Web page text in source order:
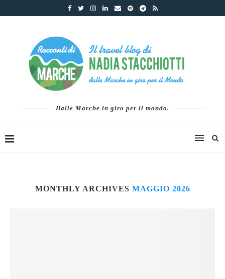
Dalle Marche in giro per il mondo.
MONTHLY ARCHIVES MAGGIO 2026